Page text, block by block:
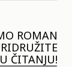
ROMAN
ČITANJU!